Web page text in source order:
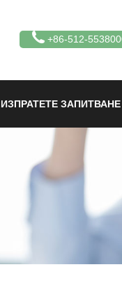
+86-512-
ИЗПРАТЕТЕ ЗАПИТВАНЕ